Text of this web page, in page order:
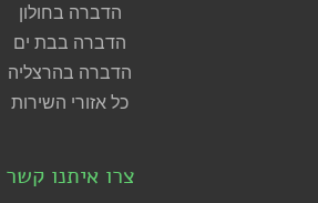
הדברה בחולון
הדברה בבת ים
הדברה בהרצליה
כל אזורי השירות
צרו איתנו קשר